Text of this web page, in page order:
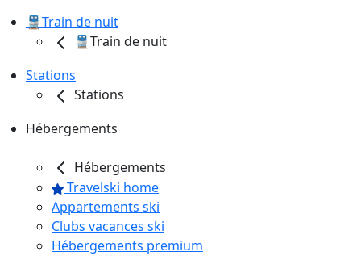
🚆Train de nuit
🚆Train de nuit
Stations
Stations
Hébergements
Hébergements
Travelski home
Appartements ski
Clubs vacances ski
Hébergements premium